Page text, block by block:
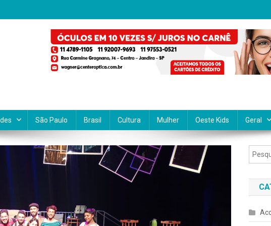
da nossa comunidade. Nosso compromisso é conectar você ao que
São Paulo Brasil Cultura Mulher Oeste Kids Geral